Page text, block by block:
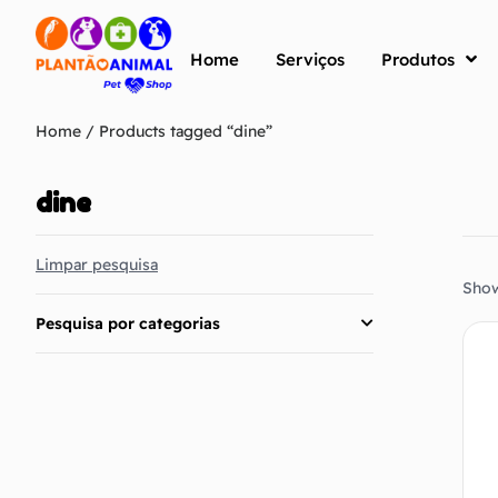
Home Serviços Produtos
Home / Products tagged “dine”
dine
Limpar pesquisa
Pesquisa por categorias